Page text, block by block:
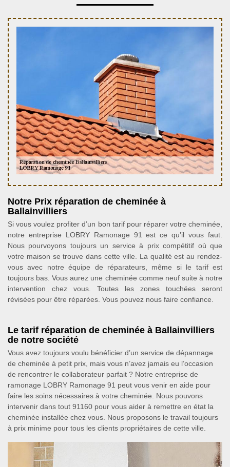
Notre Prix réparation de cheminée à
Ballainvilliers
Si vous voulez profiter d’un bon tarif pour réparer votre cheminée,
notre entreprise LOBRY Ramonage 91 est ce qu’il vous faut.
Nous pourvoyons toujours un service à prix compétitif où que
votre maison se trouve dans cette ville. La qualité est au rendez-
vous avec notre équipe de réparateurs, même si le tarif est
toujours bas. Vous aurez une cheminée comme neuf suite à notre
intervention chez vous. Toutes les zones touchées seront
révisées pour être réparées. Vous pouvez nous faire confiance.
Le tarif réparation de cheminée à Ballainvilliers
de notre société
Vous avez toujours voulu bénéficier d’un service de dépannage
de cheminée à petit prix, mais vous n’avez jamais eu l’occasion
de rencontrer le collaborateur parfait ? Notre entreprise de
ramonage LOBRY Ramonage 91 peut vous venir en aide pour
faire les soins nécessaires à votre cheminée. Nous pouvons
intervenir dans tout 91160 pour vous aider à remettre en état la
cheminée installée chez vous. Nous proposons le travail toujours
à prix minime pour tous les clients propriétaires de cette ville.